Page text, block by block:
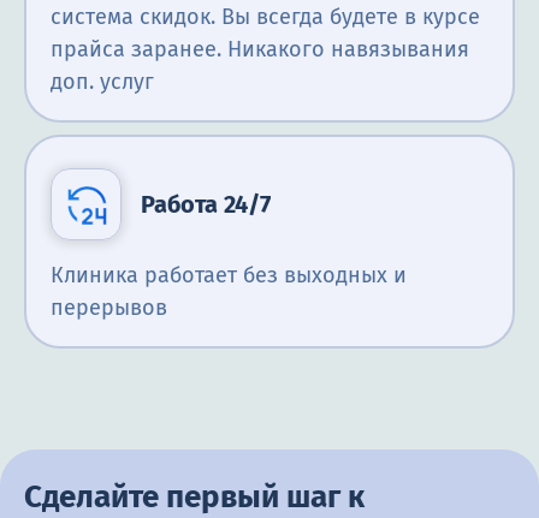
система скидок. Вы всегда будете в курсе
прайса заранее. Никакого навязывания
доп. услуг
Работа 24/7
Клиника работает без выходных и
перерывов
Сделайте первый шаг к